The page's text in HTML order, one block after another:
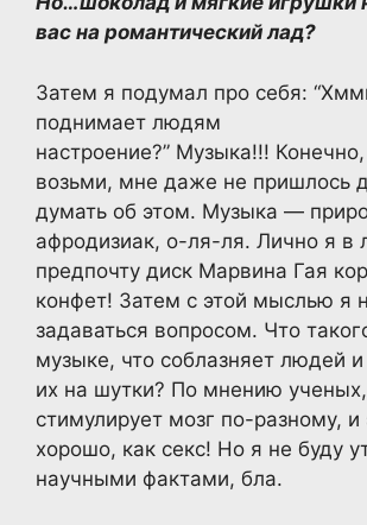
вас на романтический лад?
Затем я подумал про себя:
поднимает людям
настроение?” Музыка!!!
возьми, мне даже не пришлось
думать об этом. Музыка —
афродизиак, о-ля-ля. Лично я в
предпочту диск Марвина Гая
конфет! Затем с этой мыслью я
задаваться вопросом. Что
музыке, что соблазняет людей
их на шутки? По мнению
стимулирует мозг по-разному, и
хорошо, как секс! Но я не буду
научными фактами, бла.